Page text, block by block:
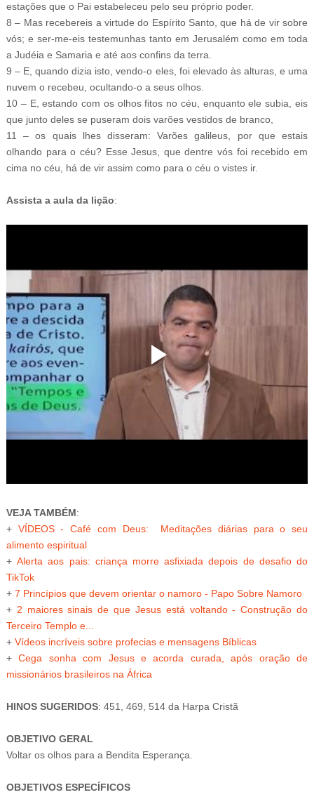
estações que o Pai estabeleceu pelo seu próprio poder.
8 – Mas recebereis a virtude do Espírito Santo, que há de vir sobre
vós; e ser-me-eis testemunhas tanto em Jerusalém como em toda
a Judéia e Samaria e até aos confins da terra.
9 – E, quando dizia isto, vendo-o eles, foi elevado às alturas, e uma
nuvem o recebeu, ocultando-o a seus olhos.
10 – E, estando com os olhos fitos no céu, enquanto ele subia, eis
que junto deles se puseram dois varões vestidos de branco,
11 – os quais lhes disseram: Varões galileus, por que estais
olhando para o céu? Esse Jesus, que dentre vós foi recebido em
cima no céu, há de vir assim como para o céu o vistes ir.
Assista a aula da lição:
VEJA TAMBÉM:
+ VÍDEOS - Café com Deus: Meditações diárias para o seu
alimento espiritual
+Alerta aos pais: criança morre asfixiada depois de desafio do
TikTok
+ 7 Princípios que devem orientar o namoro - Papo Sobre Namoro
+ 2 maiores sinais de que Jesus está voltando - Construção do
Terceiro Templo e...
+ Vídeos incríveis sobre profecias e mensagens Bíblicas
+Cega sonha com Jesus e acorda curada, após oração de
missionários brasileiros na África
HINOS SUGERIDOS: 451, 469, 514 da Harpa Cristã
OBJETIVO GERAL
Voltar os olhos para a Bendita Esperança.
OBJETIVOS ESPECÍFICOS